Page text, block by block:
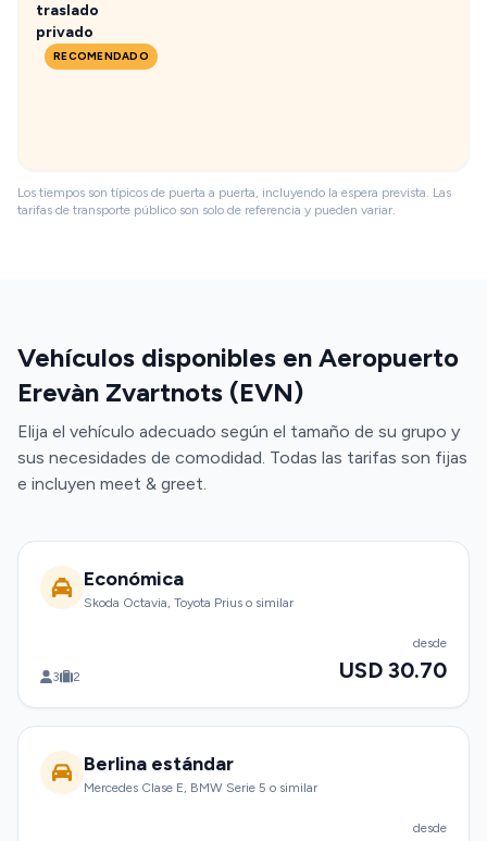
traslado
privado
RECOMENDADO
Los tiempos son típicos de puerta a puerta, incluyendo la espera prevista. Las
tarifas de transporte público son solo de referencia y pueden variar.
Vehículos disponibles en Aeropuerto
Erevàn Zvartnots (EVN)
Elija el vehículo adecuado según el tamaño de su grupo y
sus necesidades de comodidad. Todas las tarifas son fijas
e incluyen meet & greet.
Económica
Skoda Octavia, Toyota Prius o similar
3 2
desde
USD 30.70
Berlina estándar
Mercedes Clase E, BMW Serie 5 o similar
desde